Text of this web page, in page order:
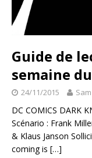
Guide de
semaine
24/11/2015 Sam
DC COMICS DARK
Scénario : Frank
& Klaus Janson
coming is […]